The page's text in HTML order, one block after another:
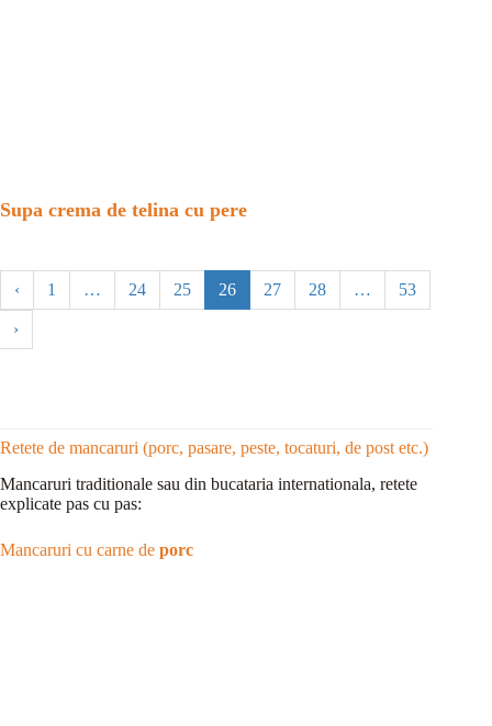
Supa crema de telina cu pere
‹ 1 … 24 25 26 27 28 … 53
›
Retete de mancaruri (porc, pasare, peste, tocaturi, de post etc.)
Mancaruri traditionale sau din bucataria internationala, retete
explicate pas cu pas:
Mancaruri cu carne de porc